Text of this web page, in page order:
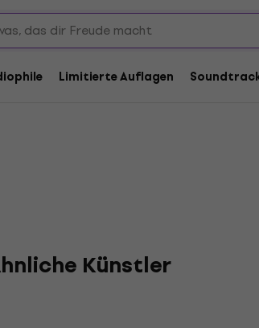
Limitierte Auflagen
Künstler